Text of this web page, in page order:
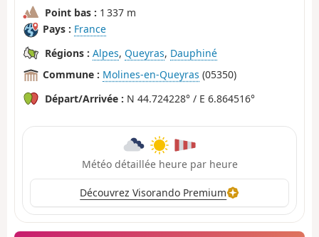
Point bas : 1 337 m
Pays : France
Régions : Alpes, Queyras, Dauphiné
Commune : Molines-en-Queyras (05350)
Départ/Arrivée : N 44.724228° / E 6.864516°
Météo détaillée heure par heure
Découvrez Visorando Premium